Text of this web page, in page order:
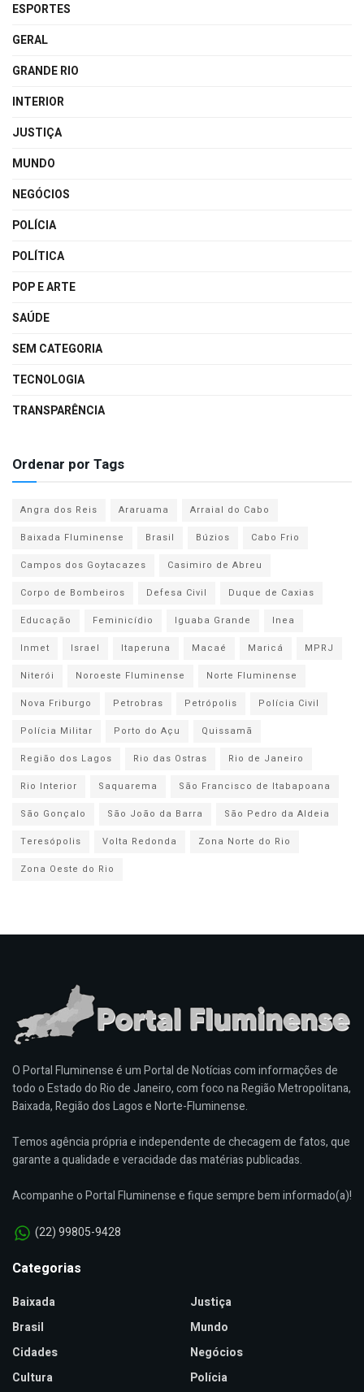
ESPORTES
GERAL
GRANDE RIO
INTERIOR
JUSTIÇA
MUNDO
NEGÓCIOS
POLÍCIA
POLÍTICA
POP E ARTE
SAÚDE
SEM CATEGORIA
TECNOLOGIA
TRANSPARÊNCIA
Ordenar por Tags
Angra dos Reis Araruama
Arraial do Cabo
Baixada Fluminense
Brasil Búzios
Cabo Frio
Campos dos Goytacazes
Casimiro de Abreu
Corpo de Bombeiros
Defesa Civil
Duque de Caxias
Educação
Feminicídio Iguaba Grande
Inea
Inmet
Israel Itaperuna Macaé Maricá
MPRJ
Niterói
Noroeste Fluminense
Norte Fluminense
Nova Friburgo
Petrobras Petrópolis
Polícia Civil
Polícia Militar
Porto do Açu
Quissamã
Região dos Lagos
Rio das Ostras
Rio de Janeiro
Rio Interior
Saquarema
São Francisco de Itabapoana
São Gonçalo
São João da Barra
São Pedro da Aldeia
Teresópolis
Volta Redonda
Zona Norte do Rio
Zona Oeste do Rio
O Portal Fluminense é um Portal de Notícias com informações de
todo o Estado do Rio de Janeiro, com foco na Região Metropolitana,
Baixada, Região dos Lagos e Norte-Fluminense.
Temos agência própria e independente de checagem de fatos, que
garante a qualidade e veracidade das matérias publicadas.
Acompanhe o Portal Fluminense e fique sempre bem informado(a)!
(22) 99805-9428
Categorias
Baixada
Brasil
Cidades
Cultura
Justiça
Mundo
Negócios
Polícia